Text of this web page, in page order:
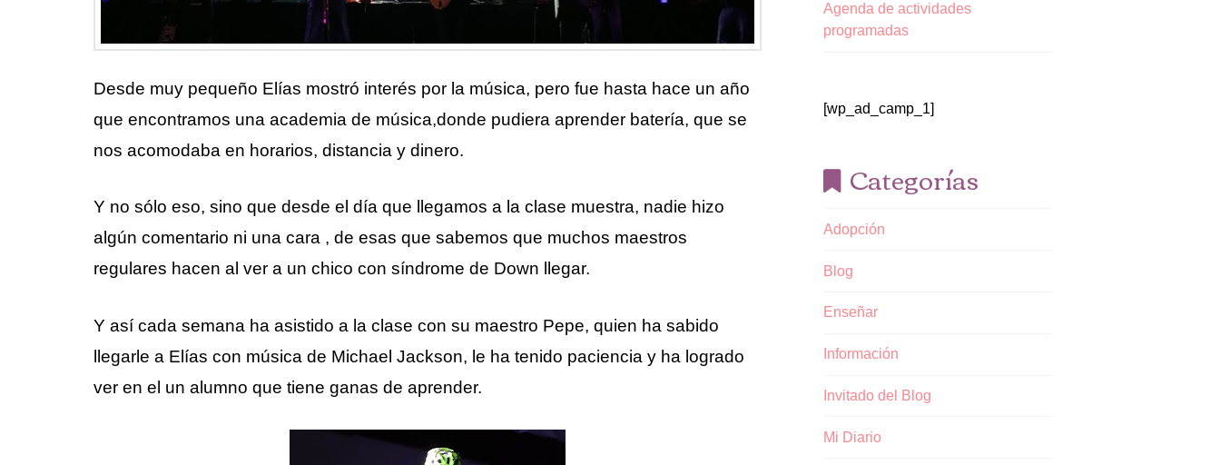
Desde muy pequeño Elías mostró interés por la música, pero fue hasta hace un año
que encontramos una academia de música,donde pudiera aprender batería, que se
nos acomodaba en horarios, distancia y dinero.
Y no sólo eso, sino que desde el día que llegamos a la clase muestra, nadie hizo
algún comentario ni una cara , de esas que sabemos que muchos maestros
regulares hacen al ver a un chico con síndrome de Down llegar.
Y así cada semana ha asistido a la clase con su maestro Pepe, quien ha sabido
llegarle a Elías con música de Michael Jackson, le ha tenido paciencia y ha logrado
ver en el un alumno que tiene ganas de aprender.
Agenda de actividades
programadas
[wp_ad_camp_1]
Categorías
Adopción
Blog
Enseñar
Información
Invitado del Blog
Mi Diario